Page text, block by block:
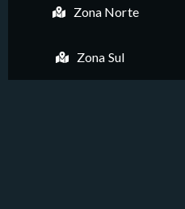
Zona Norte
Zona Sul